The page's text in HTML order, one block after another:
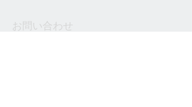
お問い合わせ